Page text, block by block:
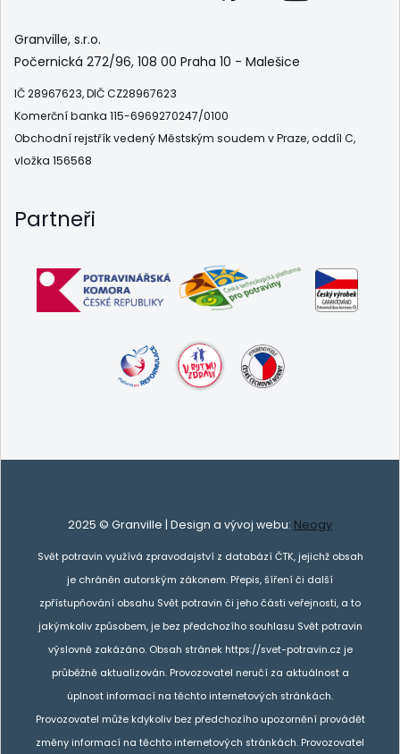
Granville, s.r.o.
Počernická 272/96, 108 00 Praha 10 - Malešice
IČ 28967623, DIČ CZ28967623
Komerční banka 115-6969270247/0100
Obchodní rejstřík vedený Městským soudem v Praze, oddíl C,
vložka 156568
Partneři
2025 © Granville | Design a vývoj webu: Neogy
Svět potravin využívá zpravodajství z databází ČTK, jejichž obsah
je chráněn autorským zákonem. Přepis, šíření či další
zpřístupňování obsahu Svět potravin či jeho části veřejnosti, a to
jakýmkoliv způsobem, je bez předchozího souhlasu Svět potravin
výslovně zakázáno. Obsah stránek https://svet-potravin.cz je
průběžně aktualizován. Provozovatel neručí za aktuálnost a
úplnost informací na těchto internetových stránkách.
Provozovatel může kdykoliv bez předchozího upozornění provádět
změny informací na těchto internetových stránkách. Provozovatel